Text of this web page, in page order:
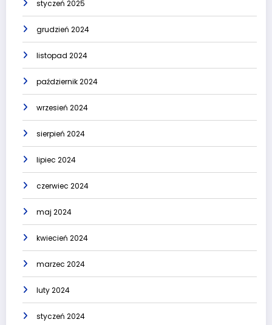
styczeń 2025
grudzień 2024
listopad 2024
październik 2024
wrzesień 2024
sierpień 2024
lipiec 2024
czerwiec 2024
maj 2024
kwiecień 2024
marzec 2024
luty 2024
styczeń 2024